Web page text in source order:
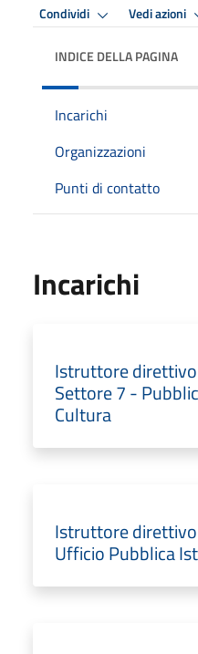
Condividi Vedi azioni
INDICE DELLA PAGINA
Incarichi
Organizzazioni
Punti di contatto
Incarichi
Istruttore
Settore 7 -
Cultura
Istruttore
Ufficio Pubblica